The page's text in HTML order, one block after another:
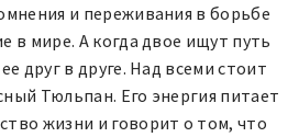
и переживания в борьбе
в мире. А когда двое ищут путь
друг в друге. Над всеми стоит
Тюльпан. Его энергия питает
жизни и говорит о том, что